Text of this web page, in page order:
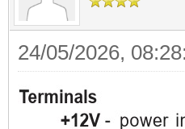
24/05/2026,